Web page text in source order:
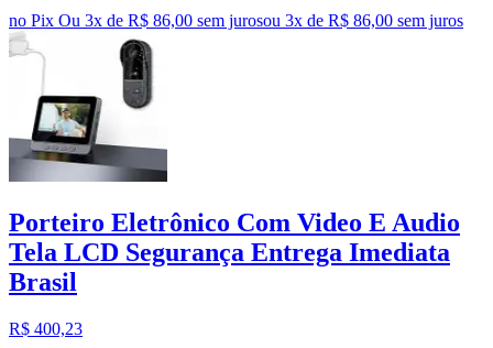
no Pix Ou 3x de R$ 86,00 sem jurosou 3x de R$ 86,00 sem juros
Porteiro Eletrônico Com Video E Audio
Tela LCD Segurança Entrega Imediata
Brasil
R$ 400,23